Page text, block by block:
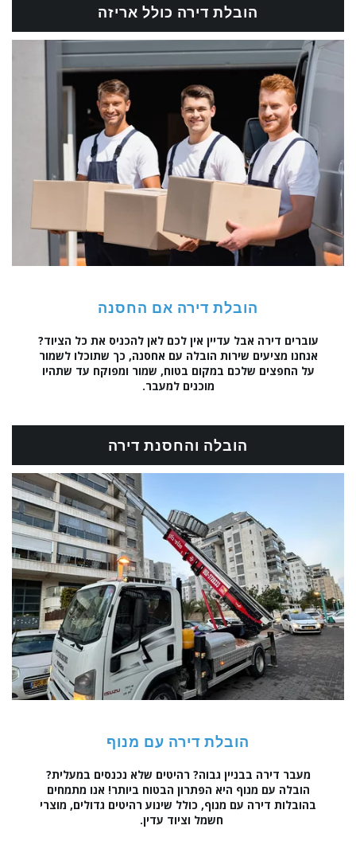
הובלת דירה כולל אריזה
הובלת דירה אם החסנה
עוברים דירה אבל עדיין אין לכם לאן להכניס את כל הציוד?
אנחנו מציעים שירות הובלה עם אחסנה, כך שתוכלו לשמור
על החפצים שלכם במקום בטוח, שמור ומפוקח עד שתהיו
מוכנים למעבר.
הובלה והחסנת דירה
הובלת דירה עם מנוף
מעבר דירה בבניין גבוה? רהיטים שלא נכנסים במעלית?
הובלה עם מנוף היא הפתרון הבטוח ביותר! אנו מתמחים
בהובלות דירה עם מנוף, כולל שינוע רהיטים גדולים, מוצרי
חשמל וציוד עדין.